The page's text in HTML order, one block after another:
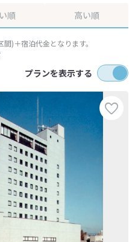
順 高い順
)＋宿泊代金となります。
プランを表示する